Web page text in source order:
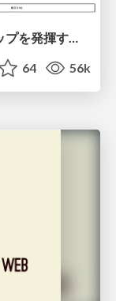
職位にかかわらず全員がリーダーシップを発揮するチーム作り / Building a team where everyone can demonstrate leadership regardless of position
64 56k